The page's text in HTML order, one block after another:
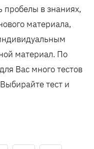
в знаниях,
материала,
материал. По
Вас много тестов
тест и